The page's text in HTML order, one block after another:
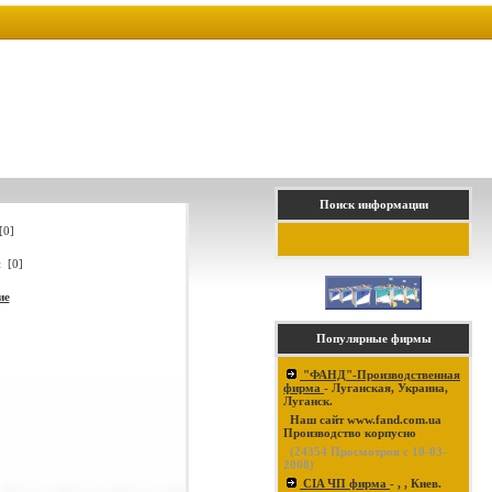
[0]
Поиск информации
Популярные фирмы
"ФАНД"-Производственная
фирма - Луганская, Украина,
Луганск.
Наш сайт www.fand.com.ua
Производство корпусно
(24354 Просмотров с 10-03-
2008)
CIA ЧП фирма - , , Киев.